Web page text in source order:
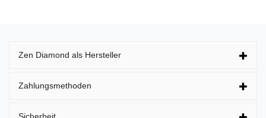
Zen Diamond als Hersteller
Zahlungsmethoden